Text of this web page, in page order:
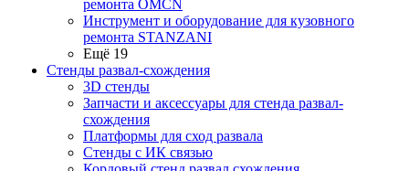
ремонта OMCN
Инструмент и оборудование для кузовного
ремонта STANZANI
Ещё 19
Стенды развал-схождения
3D стенды
Запчасти и аксессуары для стенда развал-
схождения
Платформы для сход развала
Стенды с ИК связью